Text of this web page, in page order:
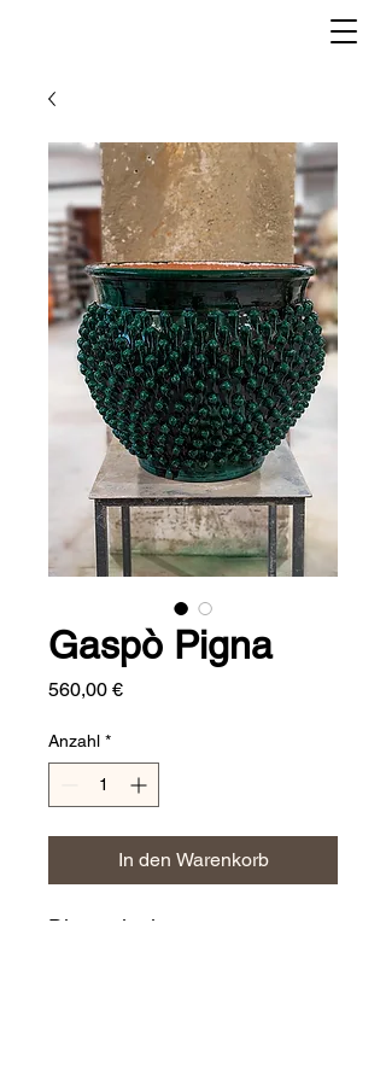
Gaspò Pigna
560,00 €Preis
Anzahl *
In den Warenkorb
Dimensioni: